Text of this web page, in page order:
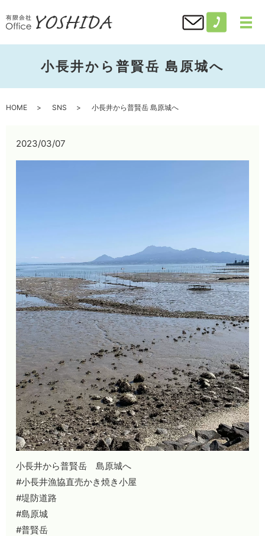
小長井から普賢岳 島原城へ
HOME SNS 小長井から普賢岳 島原城へ
2023/03/07
小長井から普賢岳 島原城へ
#小長井漁協直売かき焼き小屋
#堤防道路
#島原城
#普賢岳